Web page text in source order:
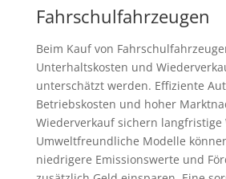
Fahrschulfahrzeugen
Beim Kauf von
Unterhaltskosten und
unterschätzt werden. Effiziente
Betriebskosten und hoher
Wiederverkauf sichern
Umweltfreundliche Modelle
niedrigere Emissionswerte und